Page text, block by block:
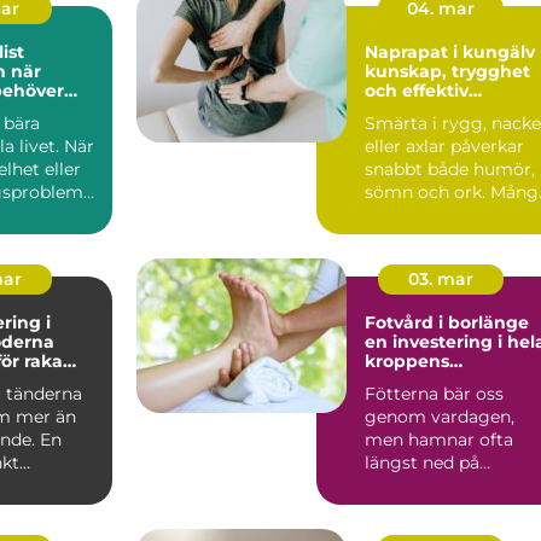
livet. När
eller
04. mar
Naprapat i kungälv
kunskap, trygghet
och effektiv
Smärta i rygg, nacke
eller axlar påverkar
snabbt både humör,
sömn och ork.
i
raka
mer än
En
03. mar
Fotvård i borlänge
en investering i
kroppens
Fötterna bär oss
genom vardagen,
men hamnar ofta
längst ned på
Många väntar med...